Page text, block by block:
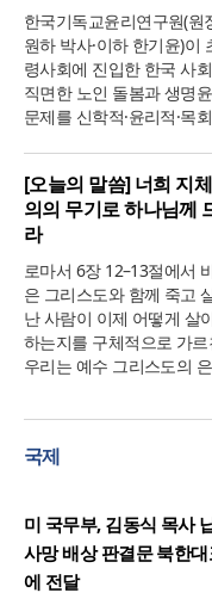
한국기독교윤리연구원(원
원하 박사·이하 한기윤)이
령사회에 진입한 한국 사
직면한 노인 돌봄과 생명
문제를 신학적·윤리적·목
[오늘의 말씀] 너희 지
의의 무기로 하나님께
라
로마서 6장 12–13절에서
은 그리스도와 함께 죽고
난 사람이 이제 어떻게 살
하는지를 구체적으로 가
우리는 예수 그리스도의
국제
미 국무부, 김동식 목사
사망 배상 판결문 북한
에 전달